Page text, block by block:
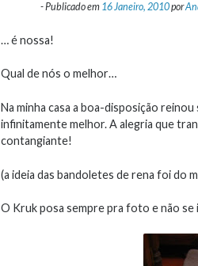
-Publicado em 16 Janeiro, 2010por
… é nossa!
Qual de nós o melhor…
Na minha casa a boa-disposição
infinitamente melhor. A alegria que
contangiante!
(a ideia das bandoletes de rena foi do
O Kruk posa sempre pra foto e não